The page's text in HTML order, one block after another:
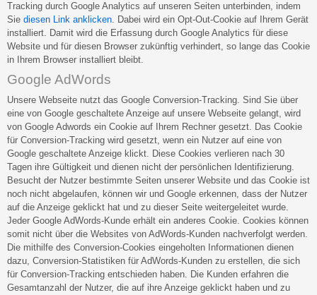
Tracking durch Google Analytics auf unseren Seiten unterbinden, indem
Sie diesen Link anklicken. Dabei wird ein Opt-Out-Cookie auf Ihrem Gerät
installiert. Damit wird die Erfassung durch Google Analytics für diese
Website und für diesen Browser zukünftig verhindert, so lange das Cookie
in Ihrem Browser installiert bleibt.
Google AdWords
Unsere Webseite nutzt das Google Conversion-Tracking. Sind Sie über
eine von Google geschaltete Anzeige auf unsere Webseite gelangt, wird
von Google Adwords ein Cookie auf Ihrem Rechner gesetzt. Das Cookie
für Conversion-Tracking wird gesetzt, wenn ein Nutzer auf eine von
Google geschaltete Anzeige klickt. Diese Cookies verlieren nach 30
Tagen ihre Gültigkeit und dienen nicht der persönlichen Identifizierung.
Besucht der Nutzer bestimmte Seiten unserer Website und das Cookie ist
noch nicht abgelaufen, können wir und Google erkennen, dass der Nutzer
auf die Anzeige geklickt hat und zu dieser Seite weitergeleitet wurde.
Jeder Google AdWords-Kunde erhält ein anderes Cookie. Cookies können
somit nicht über die Websites von AdWords-Kunden nachverfolgt werden.
Die mithilfe des Conversion-Cookies eingeholten Informationen dienen
dazu, Conversion-Statistiken für AdWords-Kunden zu erstellen, die sich
für Conversion-Tracking entschieden haben. Die Kunden erfahren die
Gesamtanzahl der Nutzer, die auf ihre Anzeige geklickt haben und zu